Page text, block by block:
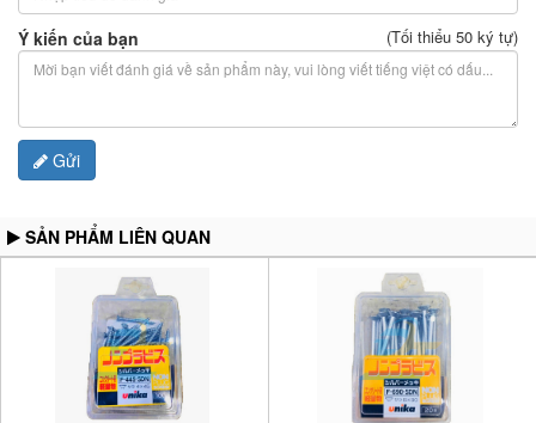
Ý kiến của bạn (Tối thiểu 50 ký tự)
Gửi
SẢN PHẨM LIÊN QUAN